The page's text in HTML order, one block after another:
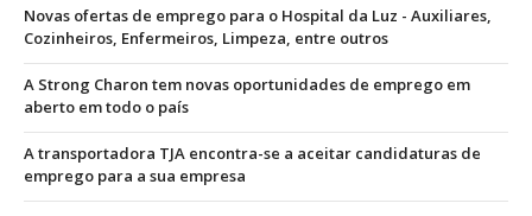
Novas ofertas de emprego para o Hospital da Luz - Auxiliares,
Cozinheiros, Enfermeiros, Limpeza, entre outros
A Strong Charon tem novas oportunidades de emprego em
aberto em todo o país
A transportadora TJA encontra-se a aceitar candidaturas de
emprego para a sua empresa